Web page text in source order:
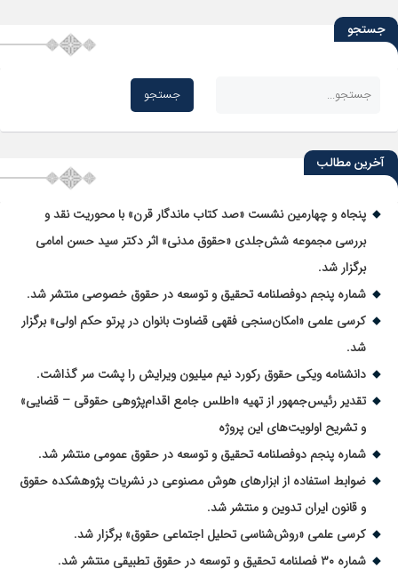
جستجو
آخرین مطالب
پنجاه و چهارمین نشست «صد کتاب ماندگار قرن» با محوریت نقد و
بررسی مجموعه شش‌جلدی «حقوق مدنی» اثر دکتر سید حسن امامی
برگزار شد.
شماره پنجم دوفصلنامه تحقیق و توسعه در حقوق خصوصی منتشر شد.
کرسی علمی «امکان‌سنجی فقهی قضاوت بانوان در پرتو حکم اولی» برگزار
شد.
دانشنامه ویکی حقوق رکورد نیم میلیون ویرایش را پشت سر گذاشت.
تقدیر رئیس‌جمهور از تهیه «اطلس جامع اقدام‌پژوهی حقوقی – قضایی»
و تشریح اولویت‌های این پروژه
شماره پنجم دوفصلنامه تحقیق و توسعه در حقوق عمومی منتشر شد.
ضوابط استفاده از ابزارهای هوش مصنوعی در نشریات پژوهشکده حقوق
و قانون ایران تدوین و منتشر شد.
کرسی علمی «روش‌شناسی تحلیل اجتماعی حقوق» برگزار شد.
شماره ۳۰ فصلنامه تحقیق و توسعه در حقوق تطبیقی منتشر شد.